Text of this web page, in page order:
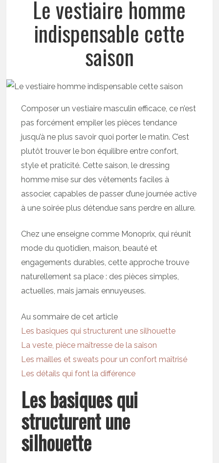
Le vestiaire homme
indispensable cette
saison
Composer un vestiaire masculin efficace, ce n’est
pas forcément empiler les pièces tendance
jusqu’à ne plus savoir quoi porter le matin. C’est
plutôt trouver le bon équilibre entre confort,
style et praticité. Cette saison, le dressing
homme mise sur des vêtements faciles à
associer, capables de passer d’une journée active
à une soirée plus détendue sans perdre en allure.
Chez une enseigne comme Monoprix, qui réunit
mode du quotidien, maison, beauté et
engagements durables, cette approche trouve
naturellement sa place : des pièces simples,
actuelles, mais jamais ennuyeuses.
Au sommaire de cet article
Les basiques qui structurent une silhouette
La veste, pièce maîtresse de la saison
Les mailles et sweats pour un confort maîtrisé
Les détails qui font la différence
Les basiques qui
structurent une
silhouette